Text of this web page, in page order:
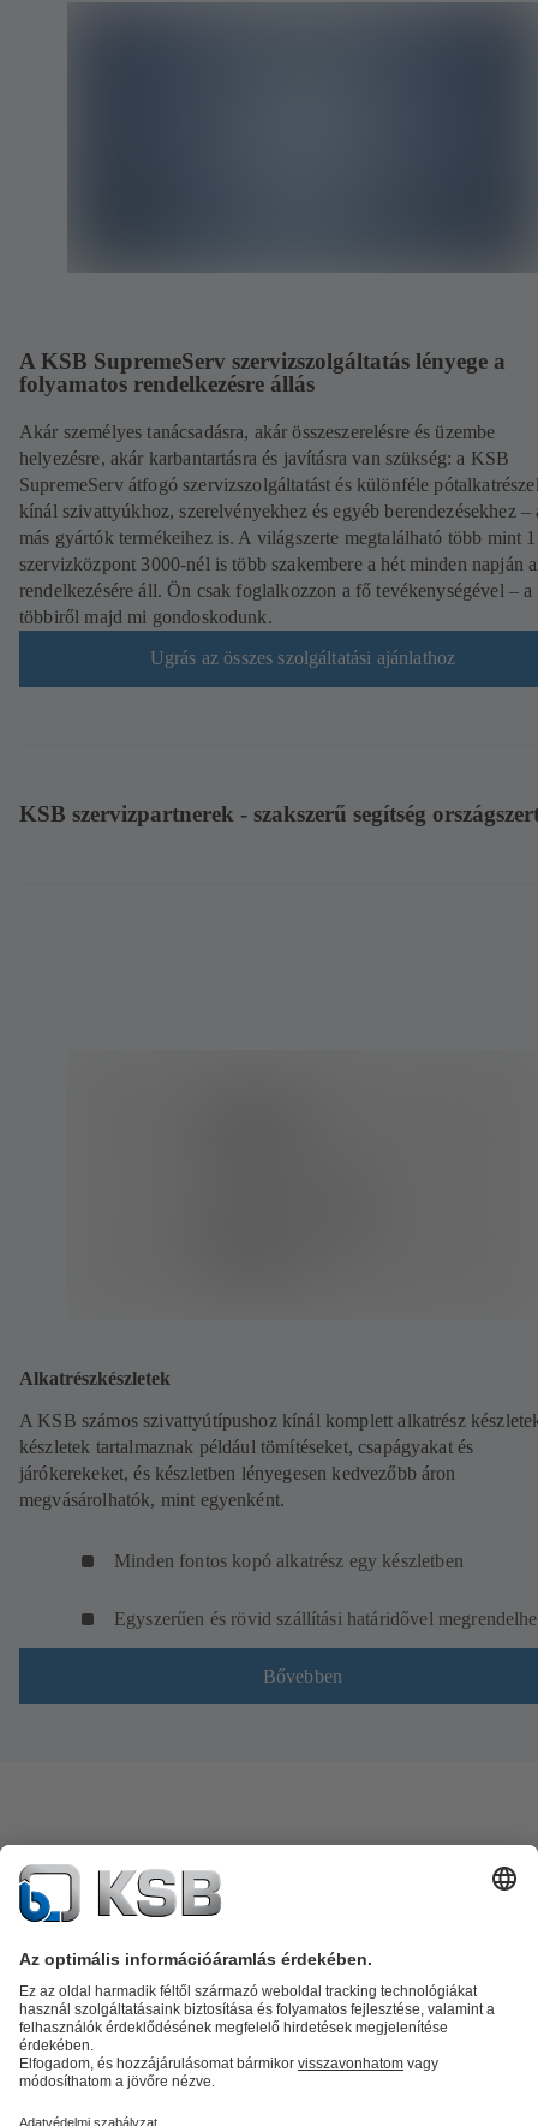
A KSB SupremeServ szervizszolgáltatás lényege a
folyamatos rendelkezésre állás
Akár személyes tanácsadásra, akár összeszerelésre és üzembe
helyezésre, akár karbantartásra és javításra van szükség: a KSB
SupremeServ átfogó szervizszolgáltatást és különféle
kínál szivattyúkhoz, szerelvényekhez és egyéb berendezésekhez –
más gyártók termékeihez is. A világszerte megtalálható több mint
szervizközpont 3000-nél is több szakembere a hét minden napján
rendelkezésére áll. Ön csak foglalkozzon a fő tevékenységével – a
többiről majd mi gondoskodunk.
Ugrás az összes szolgáltatási ajánlathoz
KSB szervizpartnerek - szakszerű segítség
Alkatrészkészletek
A KSB számos szivattyútípushoz kínál komplett alkatrész
készletek tartalmaznak például tömítéseket, csapágyakat és
járókerekeket, és készletben lényegesen kedvezőbb áron
megvásárolhatók, mint egyenként.
Minden fontos kopó alkatrész egy készletben
Egyszerűen és rövid szállítási határidővel
Bővebben